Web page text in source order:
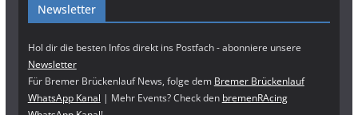
Newsletter
Hol dir die besten Infos direkt ins Postfach - abonniere unsere
Newsletter
Für Bremer Brückenlauf News, folge dem Bremer Brückenlauf
WhatsApp Kanal | Mehr Events? Check den bremenRAcing